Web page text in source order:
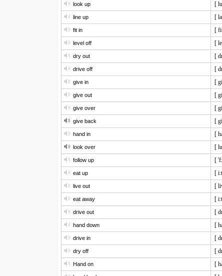
look up [
line up [
fit in [
level off [
dry out [
drive off [
give in [
give out [
give over [
give back [
hand in [
look over [
follow up [
eat up [
live out [
eat away [
drive out [
hand down [
drive in [
dry off [
Hand on [